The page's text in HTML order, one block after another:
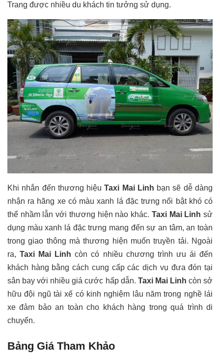
Trang được nhiều du khách tin tưởng sử dụng.
Khi nhắn đến thương hiệuTaxi Mai Linh bạn sẽ dễ dàng
nhận ra hãng xe có màu xanh lá đặc trưng nổi bật khó có
thể nhầm lẫn với thương hiện nào khác. Taxi Mai Linh sử
dụng màu xanh lá đặc trưng mang đến sự an tâm, an toàn
trong giao thông mà thương hiện muốn truyền tải. Ngoài
ra,Taxi Mai Linh còn có nhiều chương trình ưu ái đến
khách hàng bằng cách cung cấp các dịch vụ đưa đón tại
sân bay với nhiều giá cước hấp dẫn. Taxi Mai Linh còn sở
hữu đội ngũ tài xế có kinh nghiệm lâu năm trong nghề lái
xe đảm bảo an toàn cho khách hàng trong quá trình di
chuyển.
Bảng Giá Tham Khảo